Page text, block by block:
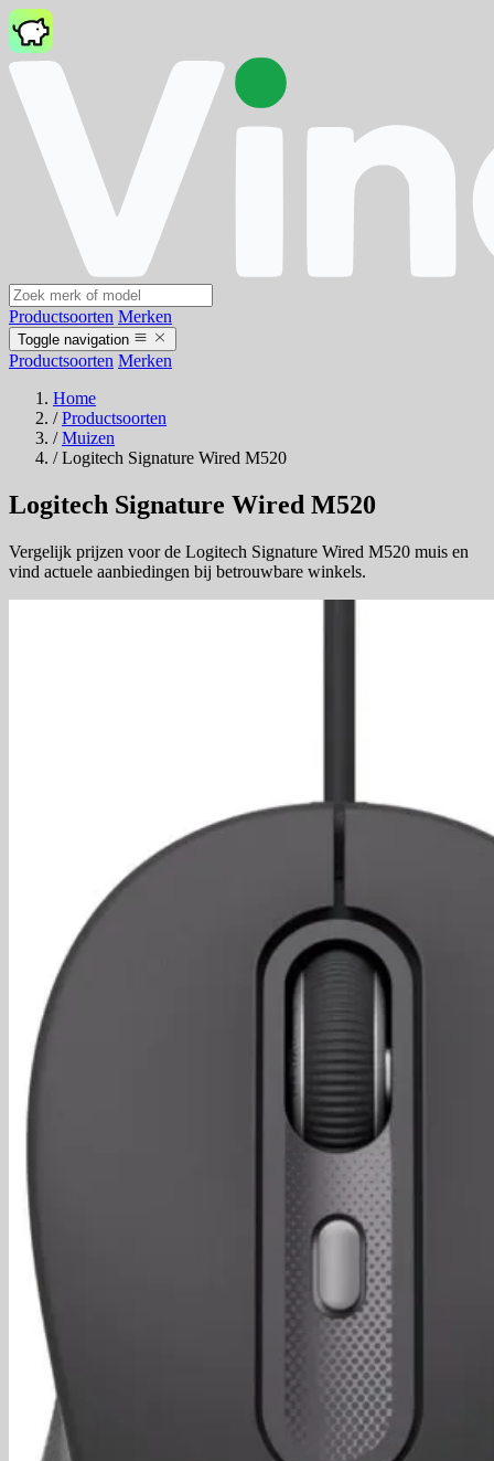
Productsoorten Merken
Toggle navigation
Productsoorten Merken
Home
/ Productsoorten
/ Muizen
/ Logitech Signature Wired M520
Logitech Signature Wired M520
Vergelijk prijzen voor de Logitech Signature Wired M520 muis en
vind actuele aanbiedingen bij betrouwbare winkels.